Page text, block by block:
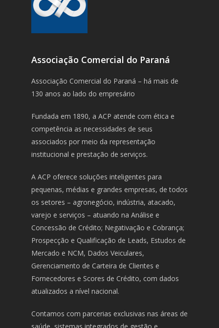
Associação Comercial do Paraná
Associação Comercial do Paraná – há mais de
130 anos ao lado do empresário
Fundada em 1890, a ACP atende com ética e
competência as necessidades de seus
associados por meio da representação
institucional e prestação de serviços.
A ACP oferece soluções inteligentes para
pequenas, médias e grandes empresas, de todos
os setores – agronegócio, indústria, atacado,
varejo e serviços – atuando na Análise e
Concessão de Crédito; Negativação e Cobrança;
Prospecção e Qualificação de Leads, Estudos de
Mercado e NCM, Dados Veiculares,
Gerenciamento de Carteira de Clientes e
Fornecedores e Scores de Crédito, com dados
atualizados a nível nacional.
Contamos com parcerias exclusivas nas áreas de